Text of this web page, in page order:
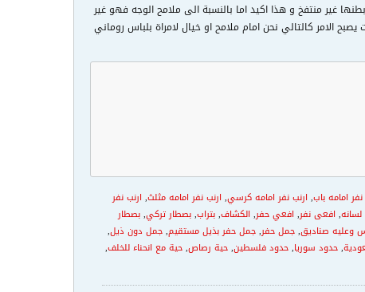
غير منتفخ و هذا اكيد اما بالنسبة الى ملامح الوجه فهو غير
الامر كالتالي نحن امام ملامح او خيال لامراة بلباس روماني
نفر امامه باب, ارنب نفر امامه كرسي, ارنب نفر امامه مثلث, ارنب نفر
, افعى نفر, افعي حفر, الكشاف,بتراب,بصطار تركي,بصطار
وعليه صناديق,جمل حفر,جمل حفر بذيل مستقيم,جمل دون ذيل,
,حدود سوريا,حدود فلسطين,حية رصاص,حية مع انحناء للخلف,